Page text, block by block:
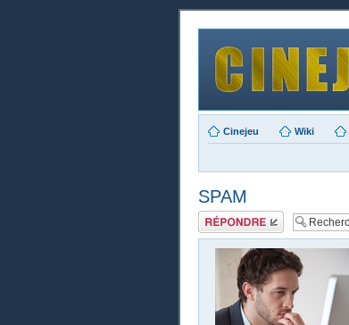
Cinejeu Wiki
SPAM
Publier une
réponse